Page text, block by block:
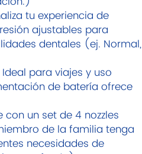
tu experiencia de
ajustables para
dentales (ej. Normal,
para viajes y uso
de batería ofrece
un set de 4 nozzles
de la familia tenga
necesidades de